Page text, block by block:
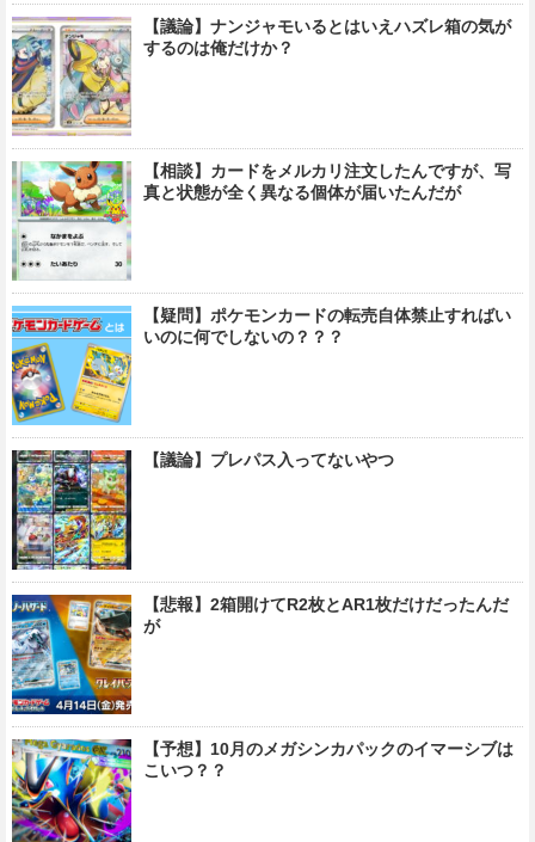
【議論】ナンジャモいるとはいえハズレ箱の気が
するのは俺だけか？
【相談】カードをメルカリ注文したんですが、写
真と状態が全く異なる個体が届いたんだが
【疑問】ポケモンカードの転売自体禁止すればい
いのに何でしないの？？？
【議論】プレパス入ってないやつ
【悲報】2箱開けてR2枚とAR1枚だけだったんだ
が
【予想】10月のメガシンカパックのイマーシブは
こいつ？？